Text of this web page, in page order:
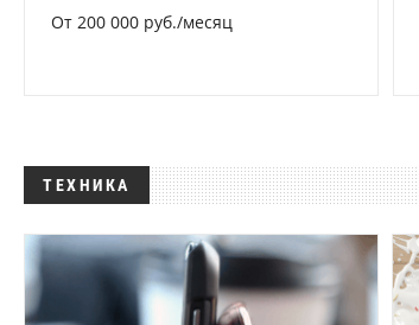
От 200 000 руб./месяц
ТЕХНИКА